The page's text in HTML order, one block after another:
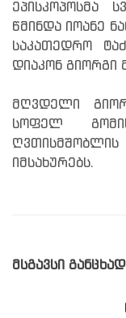
ეპისკოპოსმა
წმინდა იოანე
საკათედრო
დიაკონ გიორგი
მღვდელი
სოფელ
იმსახურებს.
მსგავსი